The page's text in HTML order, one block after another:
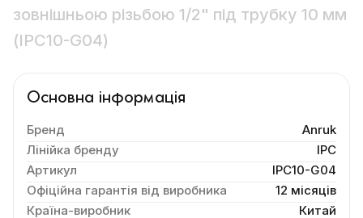
зовнішньою різьбою 1/2" під трубку 10 мм
(IPC10-G04)
Основна інформація
Бренд
Anruk
Лінійка бренду
IPC
Артикул
IPC10-G04
Офіційна гарантія від виробника
12 місяців
Країна-виробник
Китай